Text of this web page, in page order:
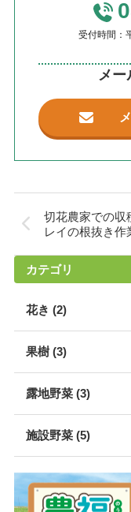
受付時間：
メ
切花農家での収
レイの根抜き作
カテゴリ
花き (2)
果樹 (3)
露地野菜 (3)
施設野菜 (5)